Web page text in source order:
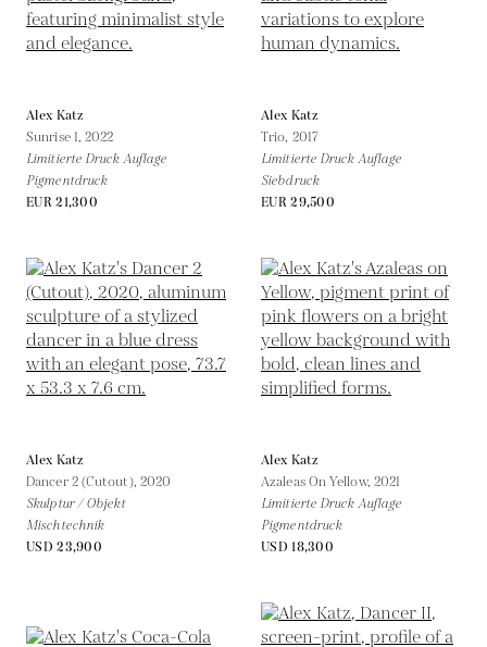
Alex Katz
Sunrise 1,2022
Limitierte Druck Auflage
Pigmentdruck
EUR 21,300
Alex Katz
Trio, 2017
Limitierte Druck Auflage
Siebdruck
EUR 29,500
Alex Katz
Dancer 2 (Cutout), 2020
Skulptur / Objekt
Mischtechnik
USD 23,900
Alex Katz
Azaleas On Yellow, 2021
Limitierte Druck Auflage
Pigmentdruck
USD 18,300